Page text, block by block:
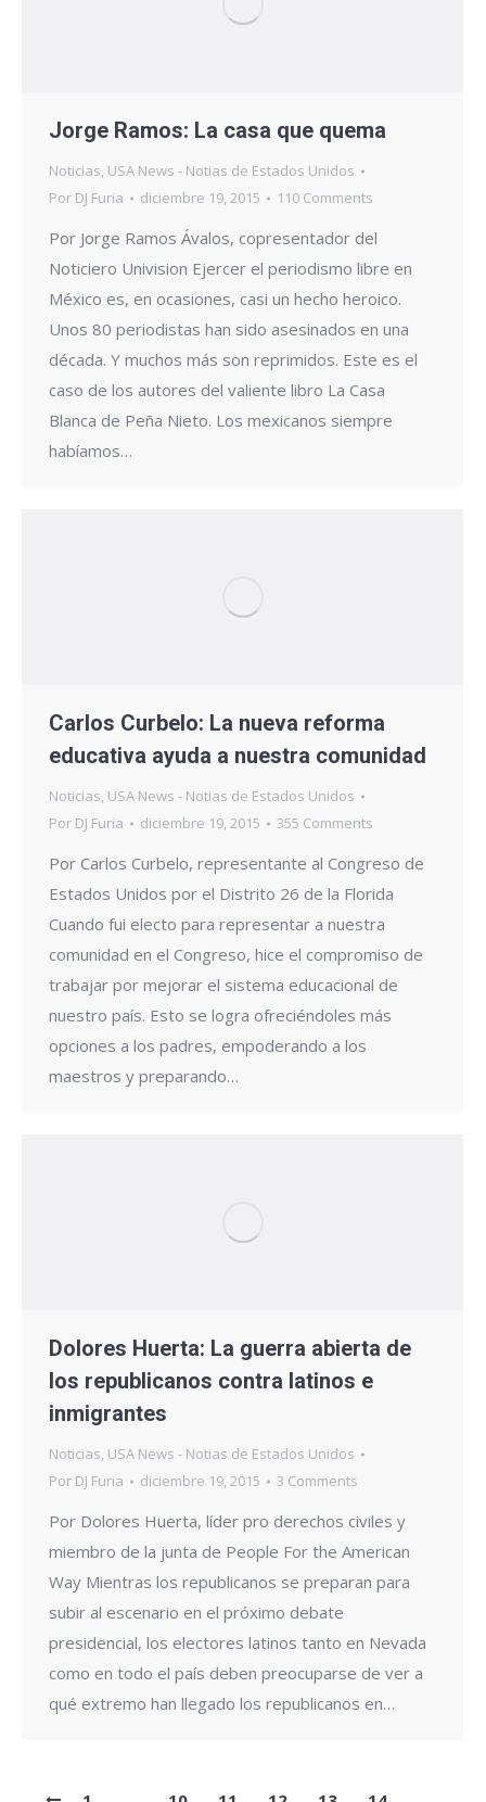
Jorge Ramos: La casa que quema
Noticias, USA News - Notias de Estados Unidos
Por DJ Furia diciembre 19, 2015 110 Comments
Por Jorge Ramos Ávalos, copresentador del
Noticiero Univision Ejercer el periodismo libre en
México es, en ocasiones, casi un hecho heroico.
Unos 80 periodistas han sido asesinados en una
década. Y muchos más son reprimidos. Este es el
caso de los autores del valiente libro La Casa
Blanca de Peña Nieto. Los mexicanos siempre
habíamos…
Carlos Curbelo: La nueva reforma
educativa ayuda a nuestra comunidad
Noticias, USA News - Notias de Estados Unidos
Por DJ Furia diciembre 19, 2015 355 Comments
Por Carlos Curbelo, representante al Congreso de
Estados Unidos por el Distrito 26 de la Florida
Cuando fui electo para representar a nuestra
comunidad en el Congreso, hice el compromiso de
trabajar por mejorar el sistema educacional de
nuestro país. Esto se logra ofreciéndoles más
opciones a los padres, empoderando a los
maestros y preparando…
Dolores Huerta: La guerra abierta de
los republicanos contra latinos e
inmigrantes
Noticias, USA News - Notias de Estados Unidos
Por DJ Furia diciembre 19, 2015 3 Comments
Por Dolores Huerta, líder pro derechos civiles y
miembro de la junta de People For the American
Way Mientras los republicanos se preparan para
subir al escenario en el próximo debate
presidencial, los electores latinos tanto en Nevada
como en todo el país deben preocuparse de ver a
qué extremo han llegado los republicanos en…